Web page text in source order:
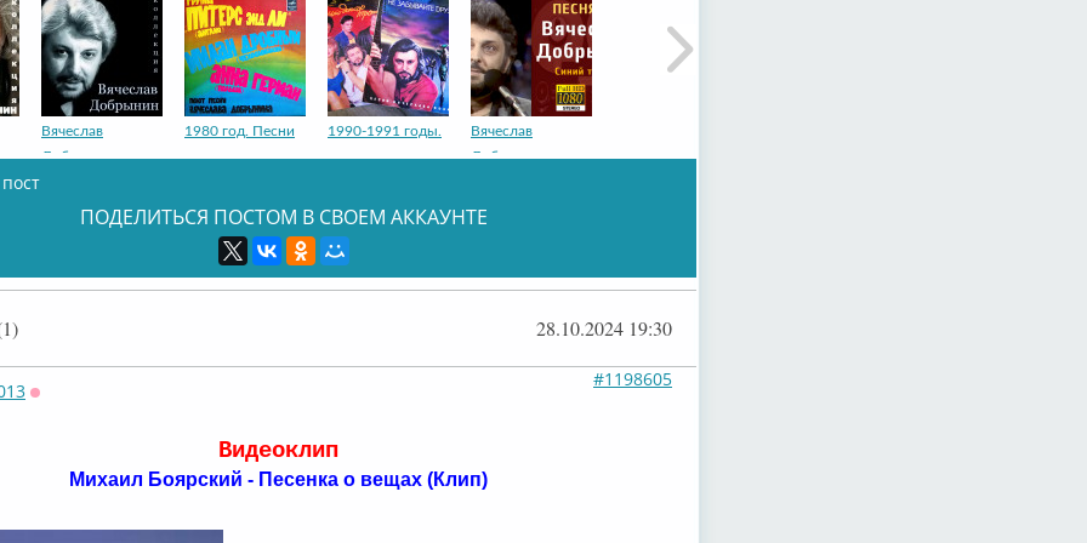
Вячеслав
Добрынин
1980 год. Песни 1990-1991 годы.
Вячеслав
Добрынин
Добрынин
Вячеслав
гр.«Руки Вверх!»
Вячеслав
ПОДЕЛИТЬСЯ ПОСТОМ В СВОЕМ АККАУНТЕ
28.10.2024 19:30
#1198605
Видеоклип
⁣Михаил Боярский - Песенка о вещах (Клип)